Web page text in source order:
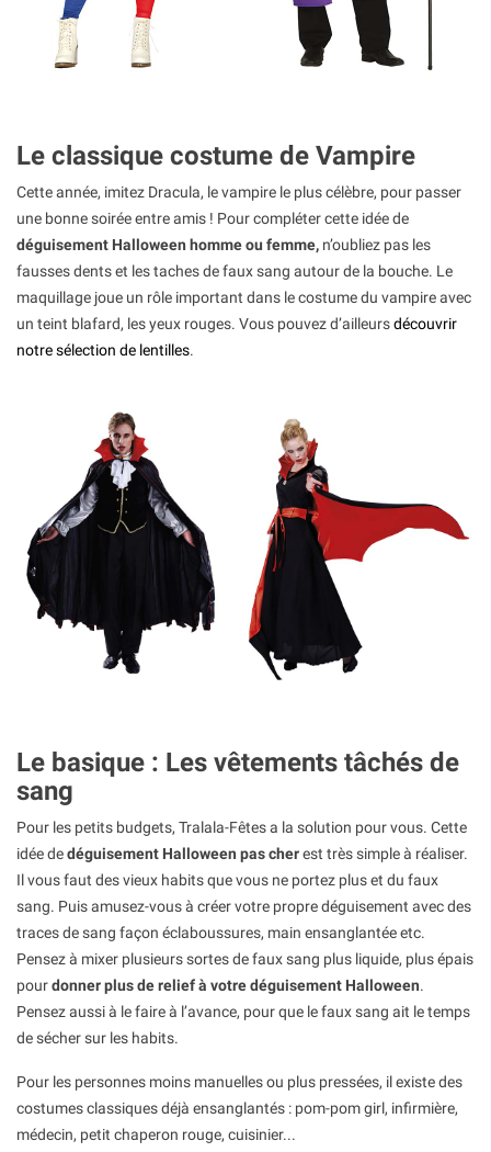
Le classique costume de Vampire
Cette année, imitez Dracula, le vampire le plus célèbre, pour passer
une bonne soirée entre amis ! Pour compléter cette idée de
déguisement Halloween homme ou femme, n’oubliez pas les
fausses dents et les taches de faux sang autour de la bouche. Le
maquillage joue un rôle important dans le costume du vampire avec
un teint blafard, les yeux rouges. Vous pouvez d’ailleursdécouvrir
notre sélection de lentilles.
Le basique : Les vêtements tâchés de
sang
Pour les petits budgets, Tralala-Fêtes a la solution pour vous. Cette
idée dedéguisement Halloween pas cherest très simple à réaliser.
Il vous faut des vieux habits que vous ne portez plus et du faux
sang. Puis amusez-vous à créer votre propre déguisement avec des
traces de sang façon éclaboussures, main ensanglantée etc.
Pensez à mixer plusieurs sortes de faux sang plus liquide, plus épais
pourdonner plus de relief à votre déguisement Halloween.
Pensez aussi à le faire à l’avance, pour que le faux sang ait le temps
de sécher sur les habits.
Pour les personnes moins manuelles ou plus pressées, il existe des
costumes classiques déjà ensanglantés : pom-pom girl, infirmière,
médecin, petit chaperon rouge, cuisinier...